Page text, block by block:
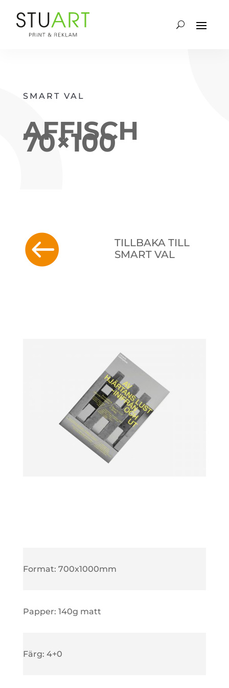
SMART VAL
AFFISCH
70×100

TILLBAKA TILL
SMART VAL
Format: 700x1000mm
Papper: 140g matt
Färg: 4+0